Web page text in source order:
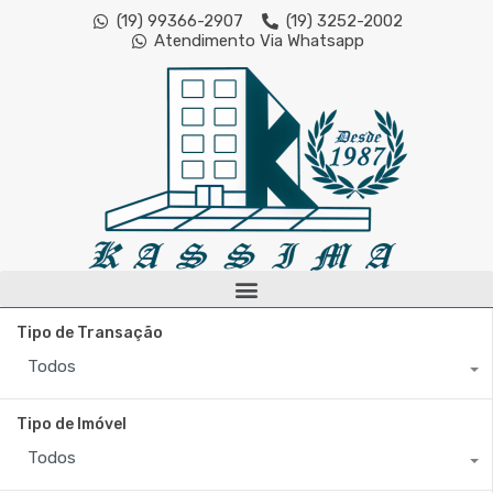
(19) 99366-2907
(19) 3252-2002
Atendimento Via Whatsapp
Tipo de Transação
Todos
Tipo de Imóvel
Todos